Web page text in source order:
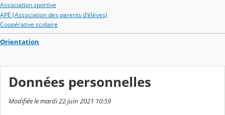
Association sportive
APE (Association des parents d'élèves)
Coopérative scolaire
Orientation
Données personnelles
Modifiée le mardi 22 juin 2021 10:59